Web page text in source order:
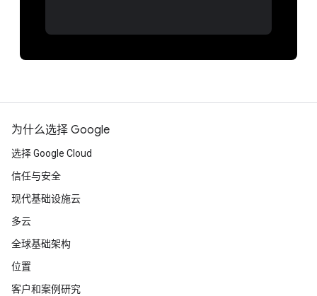
为什么选择 Google
选择 Google Cloud
信任与安全
现代基础设施云
多云
全球基础架构
位置
客户和案例研究